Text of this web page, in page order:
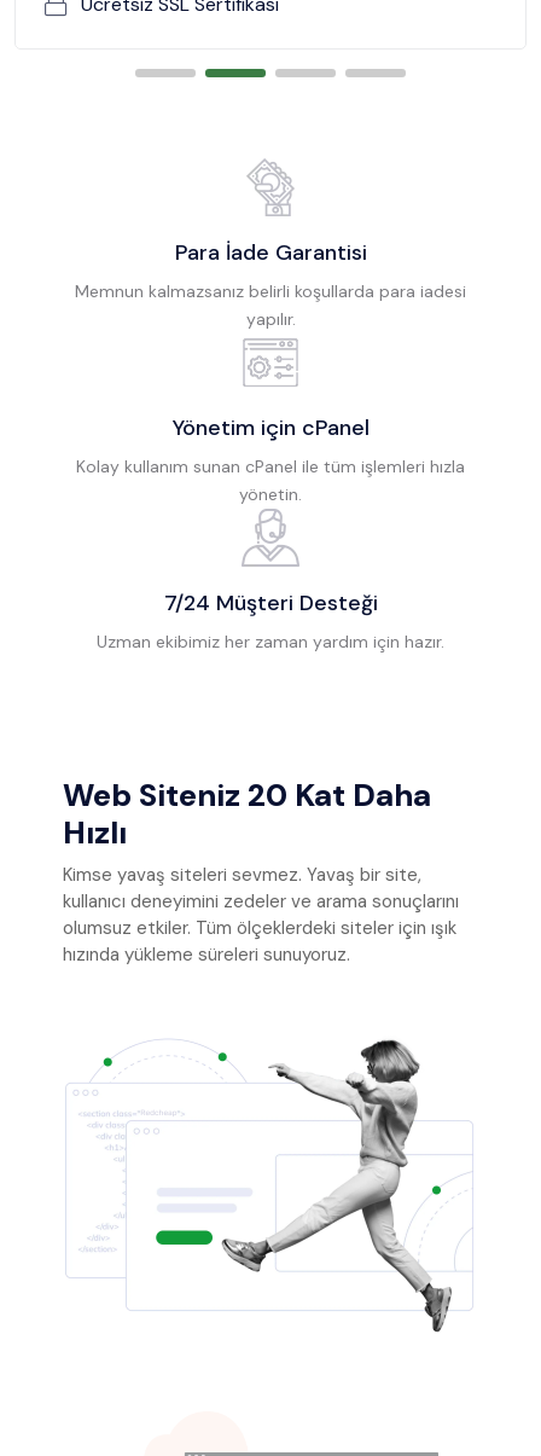
Para İade Garantisi
Memnun kalmazsanız belirli koşullarda para iadesi
yapılır.
Yönetim için cPanel
Kolay kullanım sunan cPanel ile tüm işlemleri hızla
yönetin.
7/24 Müşteri Desteği
Uzman ekibimiz her zaman yardım için hazır.
Web Siteniz 20 Kat Daha
Hızlı
Kimse yavaş siteleri sevmez. Yavaş bir site,
kullanıcı deneyimini zedeler ve arama sonuçlarını
olumsuz etkiler. Tüm ölçeklerdeki siteler için ışık
hızında yükleme süreleri sunuyoruz.